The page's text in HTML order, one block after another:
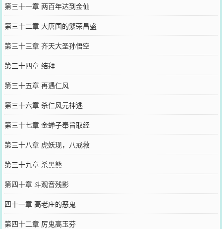
第三十一章 两百年达到金仙
第三十二章 大唐国的繁荣昌盛
第三十三章 齐天大圣孙悟空
第三十四章 结拜
第三十五章 再遇仁风
第三十六章 杀仁风元神逃
第三十七章 金蝉子奉旨取经
第三十八章 虎妖现，八戒救
第三十九章 杀黑熊
第四十章 斗观音残影
四十一章 高老庄的恶鬼
第四十二章 厉鬼高玉芬